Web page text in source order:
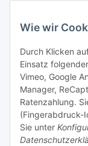
Wie wir
Durch Klicken
Einsatz
Vimeo, Google
Manager,
Ratenzahlung.
(Fingerabdruck-
Sie unter
Informationen